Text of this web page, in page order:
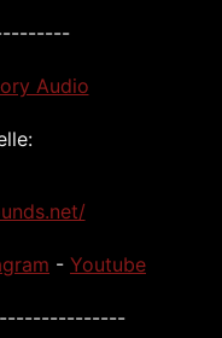
Audio
- Youtube